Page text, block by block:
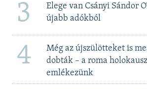
3
Elege van Csányi Sándor
újabb adókból
4
Még az újszülötteket is
dobták – a roma
emlékezünk